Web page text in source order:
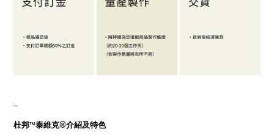
杜邦™泰維克®介紹及特色